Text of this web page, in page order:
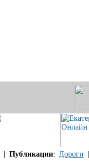
| Публикации: Дороги |